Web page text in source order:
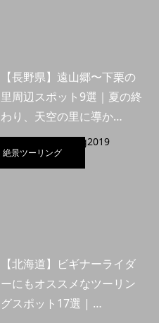
【長野県】遠山郷〜下栗の
里周辺スポット9選｜夏の終
わり、天空の里に導か…
絶景ツーリング
【北海道】ビギナーライダ
ーにもオススメなツーリン
グスポット17選 | …